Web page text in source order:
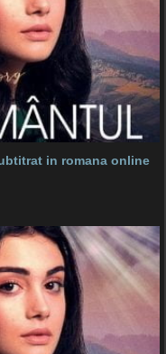
in romana online